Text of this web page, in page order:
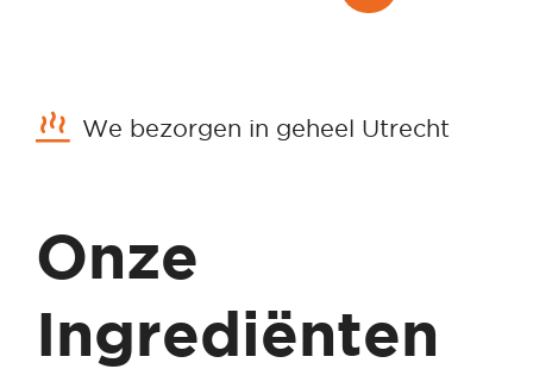
We bezorgen in geheel Utrecht
Onze
Ingrediënten